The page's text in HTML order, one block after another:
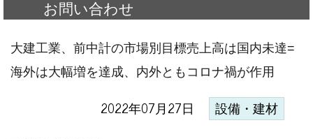
お問い合わせ
大建工業、前中計の市場別目標売上高は国内未達=
海外は大幅増を達成、内外ともコロナ禍が作用
2022年07月27日 設備・建材